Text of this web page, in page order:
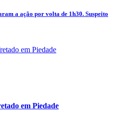
a ação por volta de 1h30. Suspeito
em Piedade